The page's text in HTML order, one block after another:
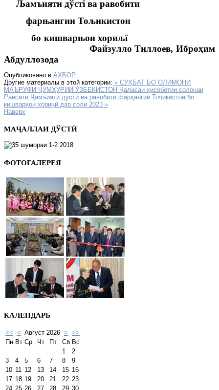
Љамъияти дўстї ва равобити
фарњангии Тољикистон
бо кишварњои хориљї
Файзулло Тиллоев,Иброҳим
Абдуллозода
Опубликовано в АХБОР
Другие материалы в этой категории: « СУҲБАТ БО ОЛИМОНИ
МАЪРУФИ ҶУМҲУРИИ ӮЗБЕКИСТОН Ҷаласаи ҳисоботии солонаи
Раёсати Ҷамъияти дӯстӣ ва равобити фарҳангии Тоҷикистон бо
кишварҳои хориҷӣ дар соли 2023 »
Наверх
МАҶАЛЛАИ ДЎСТӢ
ФОТОГАЛЕРЕЯ
КАЛЕНДАРЬ
<< < Август 2026 > >>
Пн Вт Ср Чт Пт Сб Вс
1
2
3
4 5 6 7 8
9
10 11 12 13 14 15 16
17 18 19 20 21 22 23
24 25 26 27 28 29 30